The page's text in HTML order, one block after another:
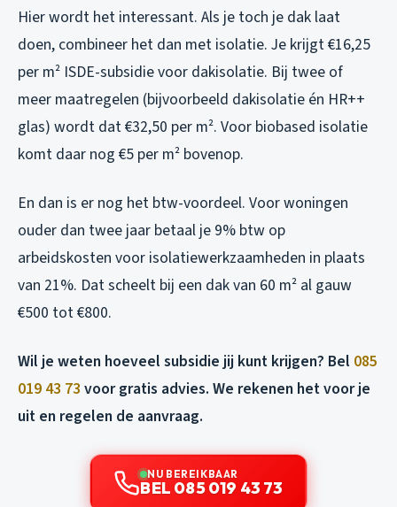
Hier wordt het interessant. Als je toch je dak laat
doen, combineer het dan met isolatie. Je krijgt €16,25
per m² ISDE-subsidie voor dakisolatie. Bij twee of
meer maatregelen (bijvoorbeeld dakisolatie én HR++
glas) wordt dat €32,50 per m². Voor biobased isolatie
komt daar nog €5 per m² bovenop.
En dan is er nog het btw-voordeel. Voor woningen
ouder dan twee jaar betaal je 9% btw op
arbeidskosten voor isolatiewerkzaamheden in plaats
van 21%. Dat scheelt bij een dak van 60 m² al gauw
€500 tot €800.
Wil je weten hoeveel subsidie jij kunt krijgen? Bel 085
019 43 73 voor gratis advies. We rekenen het voor je
uit en regelen de aanvraag.
NU BEREIKBAAR
BEL 085 019 43 73